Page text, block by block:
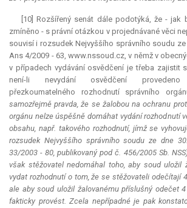
[10] Rozšířený senát dále podotýká, že - jak
zmíněno - s právní otázkou v projednávané věci
souvisí i rozsudek Nejvyššího správního soudu ze
Ans 4/2009 - 63, www.nssoud.cz, v němž v
v případech vydávání osvědčení je třeba zajistit
není-li nevydání osvědčení
přezkoumatelného rozhodnutí správního
samozřejmě pravda, že se žalobou na ochranu
orgánu nelze úspěšně domáhat vydání rozhodnutí
obsahu, např. takového rozhodnutí, jímž se
rozsudek Nejvyššího správního soudu ze dne
33/2003 - 80, publikovaný pod č. 456/2005 Sb.
však stěžovatel nedomáhal toho, aby soud uložil
vydat rozhodnutí o tom, že se stěžovateli odečítají
ale aby soud uložil žalovanému příslušný odečet
fakticky provést. Zcela nepřípadné je pak